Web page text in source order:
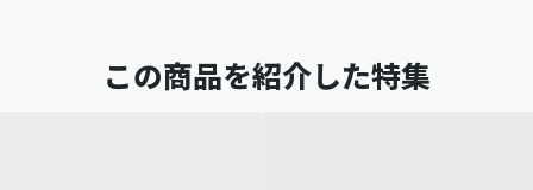
この商品を紹介した特集